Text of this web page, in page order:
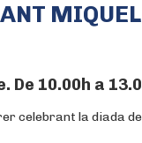
De 10.00h a
celebrant la diada